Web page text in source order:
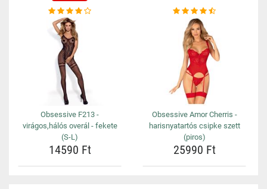
Obsessive F213 -
virágos,hálós overál - fekete
(S-L)
14590 Ft
Obsessive Amor Cherris -
harisnyatartós csipke szett
(piros)
25990 Ft